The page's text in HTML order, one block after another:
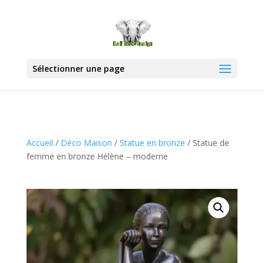
Sélectionner une page
Accueil / Déco Maison / Statue en bronze / Statue de
femme en bronze Hélène – moderne